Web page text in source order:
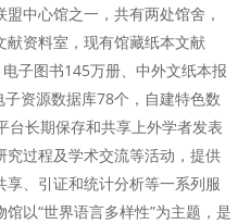
中心馆之一，共有两处馆舍，
献资料室，现有馆藏纸本文献
子图书145万册、中外文纸本报
资源数据库78个，自建特色数
台长期保存和共享上外学者发表
过程及学术交流等活动，提供
、引证和统计分析等一系列服
以“世界语言多样性”为主题，是